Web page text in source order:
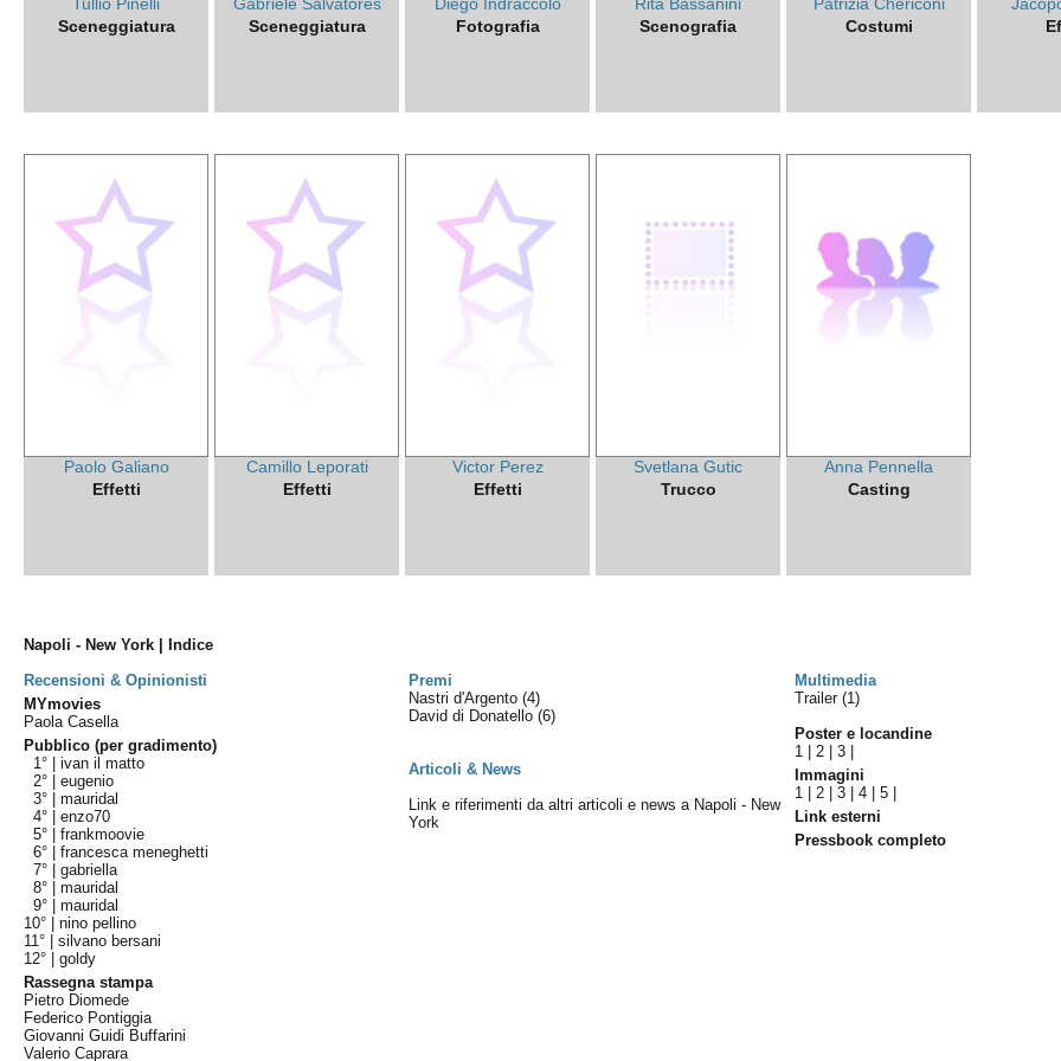
Sceneggiatura
Sceneggiatura
Fotografia
Scenografia
Costumi
Paolo Galiano
Effetti
Camillo Leporati
Effetti
Victor Perez
Effetti
Svetlana Gutic
Trucco
Anna Pennella
Casting
Napoli - New York | Indice
Recensioni & Opinionisti
Premi Multimedia
MYmovies
Paola Casella
Pubblico (per gradimento)
1° |ivan il matto
2° |eugenio
3° |mauridal
4° |enzo70
5° |frankmoovie
6° |francesca meneghetti
7° |gabriella
8° |mauridal
9° |mauridal
10° |nino pellino
11° |silvano bersani
12° |goldy
Rassegna stampa
Pietro Diomede
Federico Pontiggia
Giovanni Guidi Buffarini
Valerio Caprara
Nastri d'Argento(4)
David di Donatello(6)
Articoli & News
Link e riferimenti da altri articoli e news a Napoli - New
York
Trailer (1)
Poster e locandine
1 |2 |3
Immagini
1 |2 |3 |4 |5
Link esterni
Pressbook completo